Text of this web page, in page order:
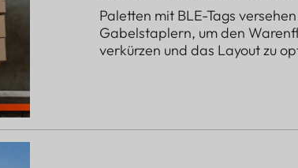
Paletten mit BLE-Tags
Gabelstaplern, um den
verkürzen und das Layout zu